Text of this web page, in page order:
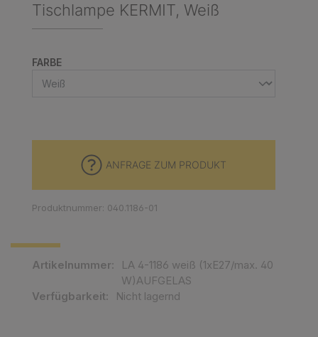
Tischlampe KERMIT, Weiß
FARBEAUSWÄHLEN
Artikelnummer:
LA 4-1186 weiß (1xE27/max. 40
W)AUFGELAS
Verfügbarkeit:
Nicht lagernd
ANFRAGE ZUM PRODUKT
Produktnummer: 040.1186-01